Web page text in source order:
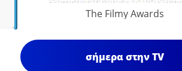
The Filmy Awards
σήμερα στην TV